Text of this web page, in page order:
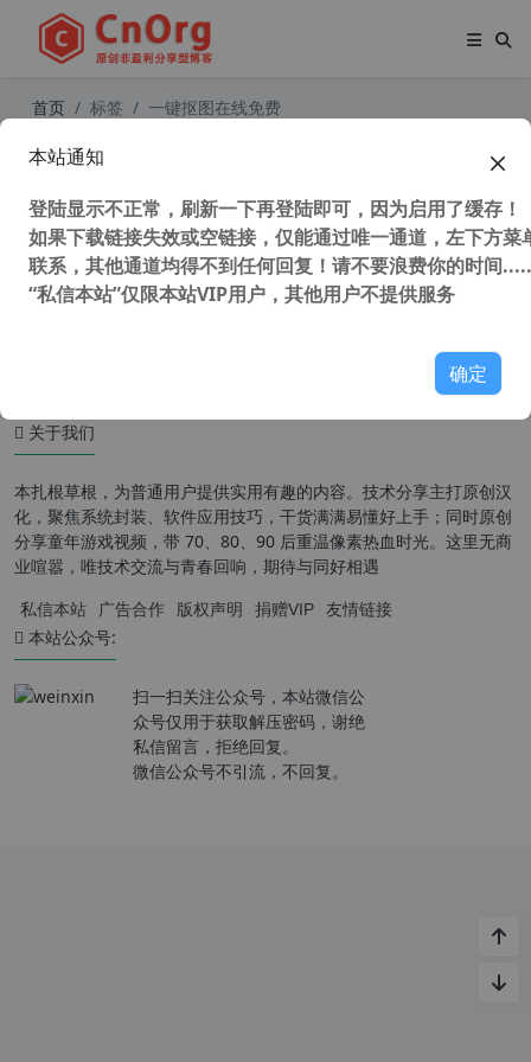
首页 标签 一键抠图在线免费
Ultimate 12 汉化中文版 （含使用教
程）
关于我们
本扎根草根，为普通用户提供实用有趣的内容。技术分享主打原创汉
化，聚焦系统封装、软件应用技巧，干货满满易懂好上手；同时原创
分享童年游戏视频，带 70、80、90 后重温像素热血时光。这里无商
业喧嚣，唯技术交流与青春回响，期待与同好相遇
私信本站 广告合作 版权声明 捐赠VIP 友情链接
本站公众号:
扫一扫关注公众号，本站微信公
众号仅用于获取解压密码，谢绝
私信留言，拒绝回复。
微信公众号不引流，不回复。
本站通知
登陆显示不正常，刷新一下再登陆即可，因为启用了缓存！
如果下载链接失效或空链接，仅能通过唯一通道，左下方菜
联系，其他通道均得不到任何回复！请不要浪费你的时间
“私信本站”仅限本站VIP用户，其他用户不提供服务
确定